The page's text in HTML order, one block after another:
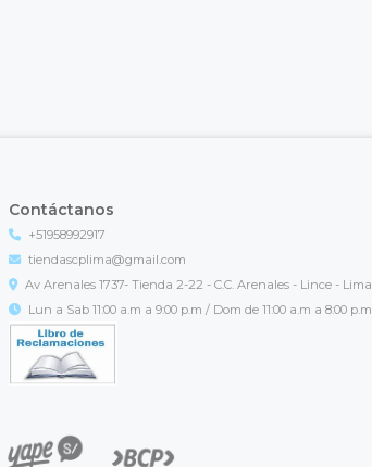
Contáctanos
+51958992917
tiendascplima@gmail.com
Av Arenales 1737- Tienda 2-22 - C.C. Arenales - Lince - Lima
Lun a Sab 11:00 a.m a 9:00 p.m / Dom de 11:00 a.m a 8:00 p.m